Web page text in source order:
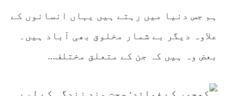
ہم جس دنیا میں رہتے ہیں یہاں انسانوں کے
علاوہ دیگر بے شمار مخلوق بھی آباد ہیں۔
بعض وہ ہیں کہ جن کے متعلق مختلف...